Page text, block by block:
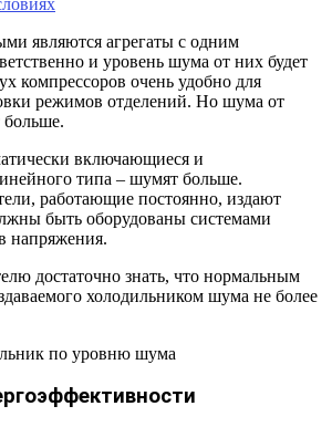
являются агрегаты с одним
и уровень шума от них будет
компрессоров очень удобно для
режимов отделений. Но шума от
больше.
включающиеся и
типа – шумят больше.
работающие постоянно, издают
быть оборудованы системами
напряжения.
достаточно знать, что нормальным
холодильником шума не более